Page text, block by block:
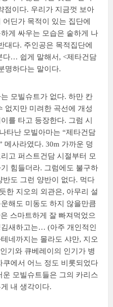
점이다. 우리가 지금껏 보아
딘가 목적이 있는 집단에
게 싸우는 모습은 숱하게 나
대다. 주인공은 목적집단에
다… 쉽게 말해서, <제타건담
명하다는 말이다.
모빌슈트가 없다. 하만 칸
없지만 미려한 곡선에 개성
를 타고 등장한다. 그럼 시
타난 모빌아마는 “제타건담
메사라였다. 30m 가까운 덩
고 퍼스트건담 시절부터 모
힘들더라. 그럼에도 불구하
반도 그런 양반이 없다. 먹다
한 지오의 외관은, 아무리 설
해도 미동도 하지 않을만큼
스마트하게 잘 빠져먹었으
새하고는… (아주 개인적인
네까지는 몰라도 샤만, 지오
기와 큐베레이의 인기가 병
에서 어느 정도 비롯되었다
모빌슈트들은 그의 카리스
내 생각이다.